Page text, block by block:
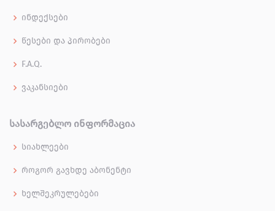
ინდექსები
წესები და პირობები
F.A.Q.
ვაკანსიები
ᲡᲐᲡᲐᲠᲒᲔᲑᲚᲝ ᲘᲜᲤᲝᲠᲛᲐᲪᲘᲐ
სიახლეები
როგორ გავხდე აბონენტი
ხელშეკრულებები